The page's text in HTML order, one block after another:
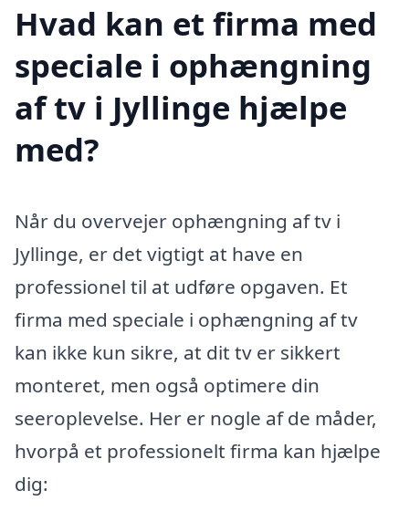
Hvad kan et firma med
speciale i ophængning
af tv i Jyllinge hjælpe
med?
Når du overvejer ophængning af tv i
Jyllinge, er det vigtigt at have en
professionel til at udføre opgaven. Et
firma med speciale i ophængning af tv
kan ikke kun sikre, at dit tv er sikkert
monteret, men også optimere din
seeroplevelse. Her er nogle af de måder,
hvorpå et professionelt firma kan hjælpe
dig: